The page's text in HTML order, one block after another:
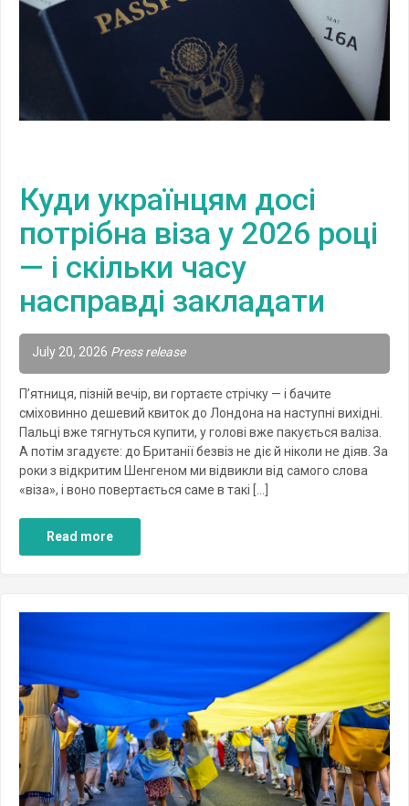
Куди українцям досі
потрібна віза у 2026 році
— і скільки часу
насправді закладати
July 20, 2026 Press release
П’ятниця, пізній вечір, ви гортаєте стрічку — і бачите
сміховинно дешевий квиток до Лондона на наступні вихідні.
Пальці вже тягнуться купити, у голові вже пакується валіза.
А потім згадуєте: до Британії безвіз не діє й ніколи не діяв. За
роки з відкритим Шенгеном ми відвикли від самого слова
«віза», і воно повертається саме в такі […]
Read more